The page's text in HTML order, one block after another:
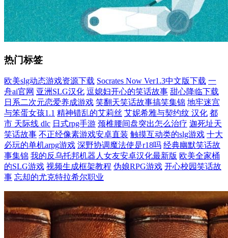
热门标签
欧美slg动态游戏资源下载 Socrates Now Ver1.3中文版下载 一
舟ai官网 亚洲SLG汉化 逗媳妇开心的笑话故事 甜心降临下载
日系二次元恋爱养成游戏 笑翻天笑话故事搞笑集锦 地牢迷宫
与笨蛋女孩1.1 精神错乱的艾莉丝 艾妮希雅与契约纹 汉化 都
市 天际线 dlc 日式rpg手游 颈椎腰间盘突出怎么治疗 迦死址天
笑话故事 不正经像素游戏安卓直装 触摸互动类的slg游戏 十大
必玩的单机arpg游戏 深野协调魔法使是r18吗 经典幽默笑话故
事集锦 我的反乌托邦机器人女友安卓汉化最新版 欧美全家桶
的SLG游戏 视频生成框架教程 伪娘RPG游戏 开心校园笑话故
事 忘却的尤克特拉希尔职业